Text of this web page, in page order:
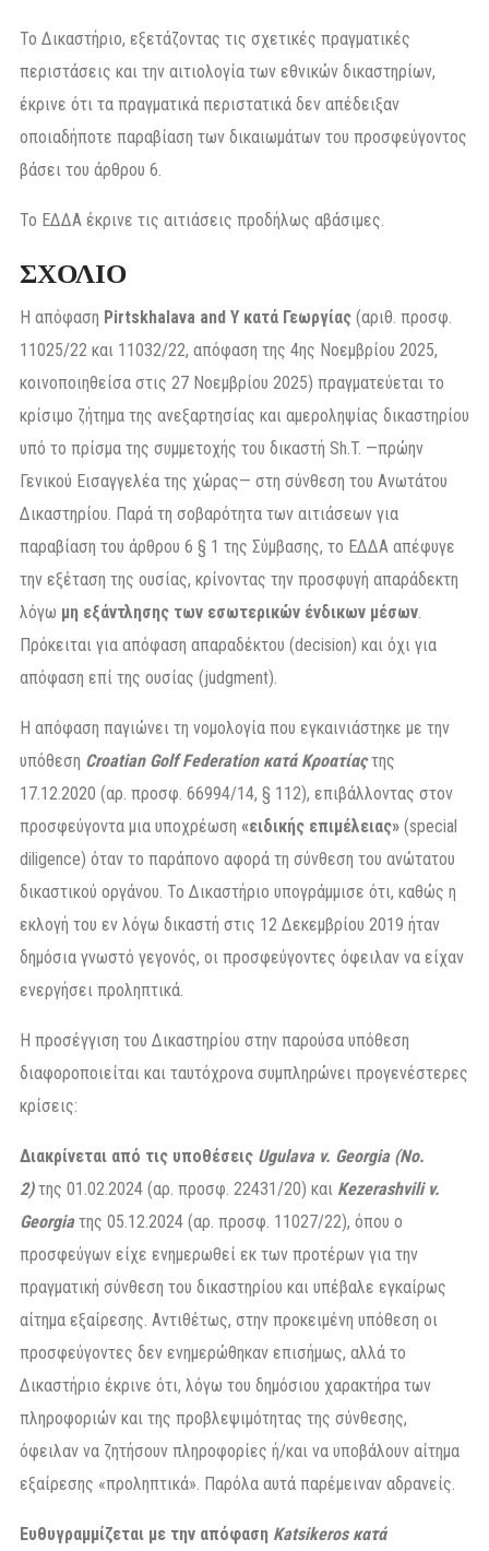
Το Δικαστήριο, εξετάζοντας τις σχετικές πραγματικές
περιστάσεις και την αιτιολογία των εθνικών δικαστηρίων,
έκρινε ότι τα πραγματικά περιστατικά δεν απέδειξαν
οποιαδήποτε παραβίαση των δικαιωμάτων του προσφεύγοντος
βάσει του άρθρου 6.
Το ΕΔΔΑ έκρινε τις αιτιάσεις προδήλως αβάσιμες.
ΣΧΟΛΙΟ
Η απόφαση Pirtskhalava and Y κατά Γεωργίας (αριθ. προσφ.
11025/22 και 11032/22, απόφαση της 4ης Νοεμβρίου 2025,
κοινοποιηθείσα στις 27 Νοεμβρίου 2025) πραγματεύεται το
κρίσιμο ζήτημα της ανεξαρτησίας και αμεροληψίας δικαστηρίου
υπό το πρίσμα της συμμετοχής του δικαστή Sh.T. —πρώην
Γενικού Εισαγγελέα της χώρας— στη σύνθεση του Ανωτάτου
Δικαστηρίου. Παρά τη σοβαρότητα των αιτιάσεων για
παραβίαση του άρθρου 6 § 1 της Σύμβασης, το ΕΔΔΑ απέφυγε
την εξέταση της ουσίας, κρίνοντας την προσφυγή απαράδεκτη
λόγω μη εξάντλησης των εσωτερικών ένδικων μέσων
Πρόκειται για απόφαση απαραδέκτου (decision) και όχι για
απόφαση επί της ουσίας (judgment).
Η απόφαση παγιώνει τη νομολογία που εγκαινιάστηκε με την
υπόθεση Croatian Golf Federation κατά Κροατίαςτης
17.12.2020 (αρ. προσφ. 66994/14, § 112), επιβάλλοντας στον
προσφεύγοντα μια υποχρέωση «ειδικής επιμέλειας» (special
diligence) όταν το παράπονο αφορά τη σύνθεση του ανώτατου
δικαστικού οργάνου. Το Δικαστήριο υπογράμμισε ότι, καθώς η
εκλογή του εν λόγω δικαστή στις 12 Δεκεμβρίου 2019 ήταν
δημόσια γνωστό γεγονός, οι προσφεύγοντες όφειλαν να είχαν
ενεργήσει προληπτικά.
Η προσέγγιση του Δικαστηρίου στην παρούσα υπόθεση
διαφοροποιείται και ταυτόχρονα συμπληρώνει προγενέστερες
κρίσεις:
Διακρίνεται από τις υποθέσεις Ugulava v. Georgia (No.
2)της 01.02.2024 (αρ. προσφ. 22431/20) και Kezerashvili v.
Georgiaτης 05.12.2024 (αρ. προσφ. 11027/22), όπου ο
προσφεύγων είχε ενημερωθεί εκ των προτέρων για την
πραγματική σύνθεση του δικαστηρίου και υπέβαλε εγκαίρως
αίτημα εξαίρεσης. Αντιθέτως, στην προκειμένη υπόθεση οι
προσφεύγοντες δεν ενημερώθηκαν επισήμως, αλλά το
Δικαστήριο έκρινε ότι, λόγω του δημόσιου χαρακτήρα των
πληροφοριών και της προβλεψιμότητας της σύνθεσης,
όφειλαν να ζητήσουν πληροφορίες ή/και να υποβάλουν αίτημα
εξαίρεσης «προληπτικά». Παρόλα αυτά παρέμειναν αδρανείς.
Ευθυγραμμίζεται με την απόφαση Katsikeros κατά